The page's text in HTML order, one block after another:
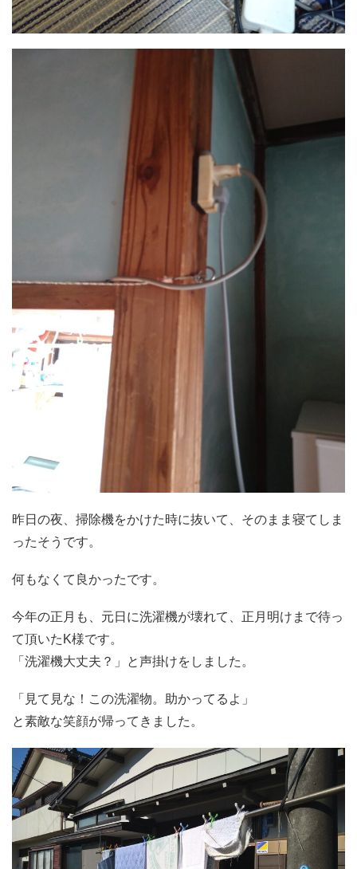
昨日の夜、掃除機をかけた時に抜いて、そのまま寝てしま
ったそうです。
何もなくて良かったです。
今年の正月も、元日に洗濯機が壊れて、正月明けまで待っ
て頂いたK様です。
「洗濯機大丈夫？」と声掛けをしました。
「見て見な！この洗濯物。助かってるよ」
と素敵な笑顔が帰ってきました。